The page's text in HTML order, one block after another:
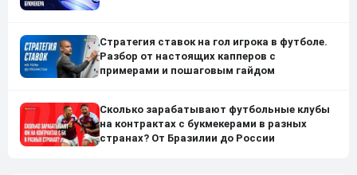
Стратегия ставок на гол игрока в футболе.
Разбор от настоящих капперов с
примерами и пошаговым гайдом
Сколько зарабатывают футбольные клубы
на контрактах с букмекерами в разных
странах? От Бразилии до России